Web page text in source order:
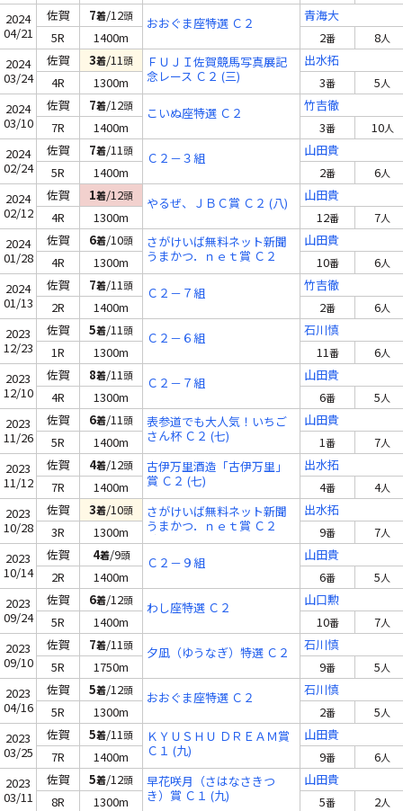
2024
04/21
佐賀 7着/12頭 おおぐま座特選 Ｃ２
青海大
5R
1400m 2番 8人
2024
03/24
佐賀 3着/11頭
ＦＵＪＩ佐賀競馬写真展記
念レース Ｃ２ (三)
出水拓
4R
1300m 3番 5人
2024
03/10
佐賀 7着/12頭 こいぬ座特選 Ｃ２
竹吉徹
7R
1400m 3番 10人
2024
02/24
佐賀 7着/11頭 Ｃ２－３組
山田貴
5R
1400m 2番 6人
2024
02/12
佐賀 1着/12頭 やるぜ、ＪＢＣ賞 Ｃ２ (八)
山田貴
4R
1300m 12番 7人
2024
01/28
佐賀 6着/10頭
さがけいば無料ネット新聞
うまかつ．ｎｅｔ賞 Ｃ２
(八)
山田貴
4R
1300m 10番 6人
2024
01/13
佐賀 7着/11頭 Ｃ２－７組
竹吉徹
2R
1400m 2番 6人
2023
12/23
佐賀 5着/11頭 Ｃ２－６組
石川慎
1R
1300m 11番 6人
2023
12/10
佐賀 8着/11頭 Ｃ２－７組
山田貴
4R
1300m 6番 5人
2023
11/26
佐賀 6着/11頭
表参道でも大人気！いちご
さん杯 Ｃ２ (七)
山田貴
5R
1400m 1番 7人
2023
11/12
佐賀 4着/12頭
古伊万里酒造「古伊万里」
賞 Ｃ２ (七)
出水拓
7R
1400m 4番 4人
2023
10/28
佐賀 3着/10頭
さがけいば無料ネット新聞
うまかつ．ｎｅｔ賞 Ｃ２
(九)
出水拓
3R
1300m 9番 7人
2023
10/14
佐賀 4着/9頭 Ｃ２－９組
山田貴
2R
1400m 6番 5人
2023
09/24
佐賀 6着/12頭 わし座特選 Ｃ２
山口勲
5R
1400m 10番 7人
2023
09/10
佐賀 7着/11頭 夕凪（ゆうなぎ）特選 Ｃ２
石川慎
5R
1750m 9番 5人
2023
04/16
佐賀 5着/12頭 おおぐま座特選 Ｃ２
石川慎
5R
1300m 2番 5人
2023
03/25
佐賀 5着/11頭
ＫＹＵＳＨＵ ＤＲＥＡＭ賞
Ｃ１ (九)
山田貴
7R
1400m 9番 6人
2023
03/11
佐賀 5着/12頭
早花咲月（さはなさきつ
き）賞 Ｃ１ (九)
山田貴
8R
1300m 5番 2人